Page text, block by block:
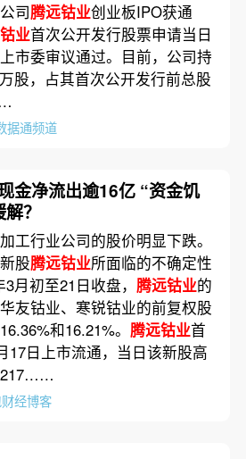
司腾远钴业创业板IPO获通
业首次公开发行股票申请当日
市委审议通过。目前，公司持
股，占其首次公开发行前总股
据通频道
金净流出逾16亿 “资金饥
？
工行业公司的股价明显下跌。
股腾远钴业所面临的不确定性
月初至21日收盘， 腾远钴业的
友钴业、寒锐钴业的前复权股
和16.21%。 腾远钴业首
17日上市流通，当日该新股高
217……
经博客